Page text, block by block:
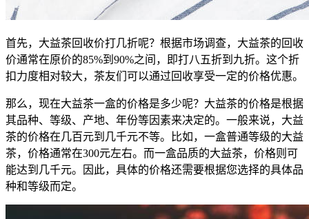
首先，大益茶回收价打几折呢？根据市场调查，大益茶的回收
价通常在原价的85%到90%之间，即打八五折到九折。这个折
扣力度相对较大，茶友们可以通过回收享受一定的价格优惠。
那么，现在大益茶一盒的价格是多少呢？大益茶的价格是根据
其品种、等级、产地、年份等因素来决定的。一般来说，大益
茶的价格在几百元到几千元不等。比如，一盒普通等级的大益
茶，价格通常在300元左右。而一盒品质的大益茶，价格则可
能达到几千元。因此，具体的价格还需要根据您选择的具体品
种和等级而定。